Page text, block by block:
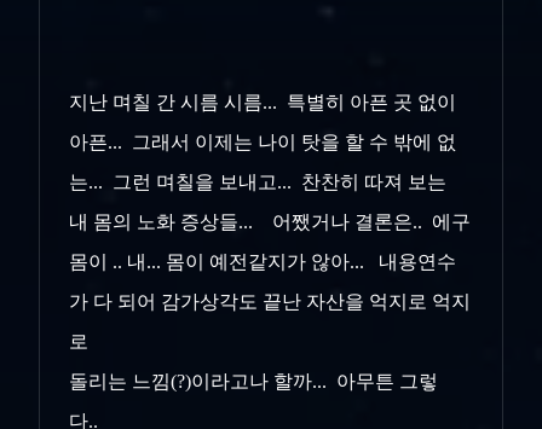
지난 며칠 간 시름 시름... 특별히 아픈 곳 없이
아픈... 그래서 이제는 나이 탓을 할 수 밖에 없
는... 그런 며칠을 보내고... 찬찬히 따져 보는
내 몸의 노화 증상들... 어쨌거나 결론은.. 에구
몸이 .. 내... 몸이 예전같지가 않아... 내용연수
가 다 되어 감가상각도 끝난 자산을 억지로 억지
로
돌리는 느낌(?)이라고나 할까... 아무튼 그렇
다..